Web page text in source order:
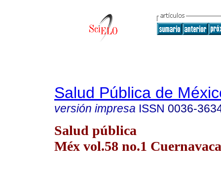
Salud Pública de
versión impresa ISSN 0036-
Salud pública
Méx vol.58 no.1